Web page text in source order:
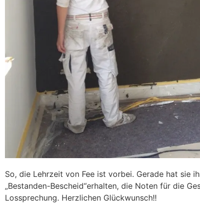
So, die Lehrzeit von Fee ist vorbei. Gerade hat sie
„Bestanden-Bescheid“erhalten, die Noten für die
Lossprechung. Herzlichen Glückwunsch!!